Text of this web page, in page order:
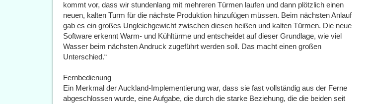
kommt vor, dass wir stundenlang mit mehreren Türmen laufen und dann plötzlich einen
neuen, kalten Turm für die nächste Produktion hinzufügen müssen. Beim nächsten Anlauf
gab es ein großes Ungleichgewicht zwischen diesen heißen und kalten Türmen. Die neue
Software erkennt Warm- und Kühltürme und entscheidet auf dieser Grundlage, wie viel
Wasser beim nächsten Andruck zugeführt werden soll. Das macht einen großen
Unterschied.“
Fernbedienung
Ein Merkmal der Auckland-Implementierung war, dass sie fast vollständig aus der Ferne
abgeschlossen wurde, eine Aufgabe, die durch die starke Beziehung, die die beiden seit